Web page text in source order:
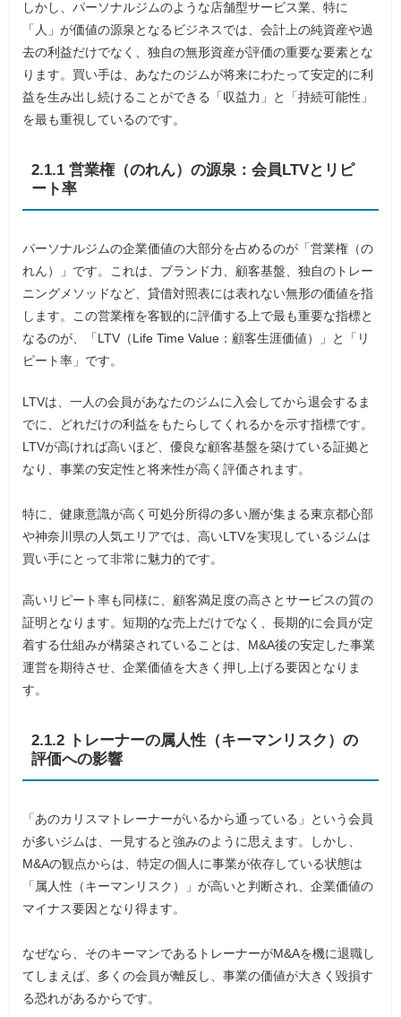
しかし、パーソナルジムのような店舗型サービス業、特に
「人」が価値の源泉となるビジネスでは、会計上の純資産や過
去の利益だけでなく、独自の無形資産が評価の重要な要素とな
ります。買い手は、あなたのジムが将来にわたって安定的に利
益を生み出し続けることができる「収益力」と「持続可能性」
を最も重視しているのです。
2.1.1 営業権（のれん）の源泉：会員LTVとリピ
ート率
パーソナルジムの企業価値の大部分を占めるのが「営業権（の
れん）」です。これは、ブランド力、顧客基盤、独自のトレー
ニングメソッドなど、貸借対照表には表れない無形の価値を指
します。この営業権を客観的に評価する上で最も重要な指標と
なるのが、「LTV（Life Time Value：顧客生涯価値）」と「リ
ピート率」です。
LTVは、一人の会員があなたのジムに入会してから退会するま
でに、どれだけの利益をもたらしてくれるかを示す指標です。
LTVが高ければ高いほど、優良な顧客基盤を築けている証拠と
なり、事業の安定性と将来性が高く評価されます。
特に、健康意識が高く可処分所得の多い層が集まる東京都心部
や神奈川県の人気エリアでは、高いLTVを実現しているジムは
買い手にとって非常に魅力的です。
高いリピート率も同様に、顧客満足度の高さとサービスの質の
証明となります。短期的な売上だけでなく、長期的に会員が定
着する仕組みが構築されていることは、M&A後の安定した事業
運営を期待させ、企業価値を大きく押し上げる要因となりま
す。
2.1.2 トレーナーの属人性（キーマンリスク）の
評価への影響
「あのカリスマトレーナーがいるから通っている」という会員
が多いジムは、一見すると強みのように思えます。しかし、
M&Aの観点からは、特定の個人に事業が依存している状態は
「属人性（キーマンリスク）」が高いと判断され、企業価値の
マイナス要因となり得ます。
なぜなら、そのキーマンであるトレーナーがM&Aを機に退職し
てしまえば、多くの会員が離反し、事業の価値が大きく毀損す
る恐れがあるからです。